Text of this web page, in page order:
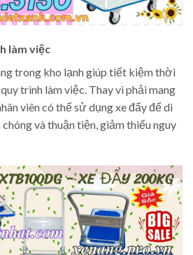
làm việc
trong kho lạnh giúp tiết kiệm thời
trình làm việc. Thay vì phải mang
viên có thể sử dụng xe đẩy để di
và thuận tiện, giảm thiểu nguy